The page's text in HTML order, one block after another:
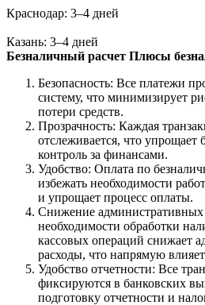
Краснодар: 3–4 дней
Казань: 3–4 дней
Безналичный расчет Плюсы
Безопасность: Все платежи
систему, что минимизирует
потери средств.
Прозрачность: Каждая
отслеживается, что упрощает
контроль за финансами.
Удобство: Оплата по
избежать необходимости
и упрощает процесс оплаты.
Снижение административных
необходимости обработки
кассовых операций снижает
расходы, что напрямую
Удобство отчетности: Все
фиксируются в банковских
подготовку отчетности и